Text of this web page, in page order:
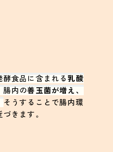
酵食品に含まれる乳酸
腸内の善玉菌が増え、
そうすることで腸内環
きます。